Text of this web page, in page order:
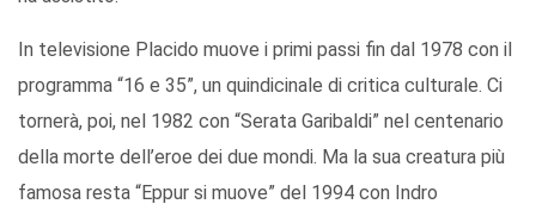
In televisione Placido muove i primi passi fin dal 1978 con il
programma “16 e 35”, un quindicinale di critica culturale. Ci
tornerà, poi, nel 1982 con “Serata Garibaldi” nel centenario
della morte dell’eroe dei due mondi. Ma la sua creatura più
famosa resta “Eppur si muove” del 1994 con Indro